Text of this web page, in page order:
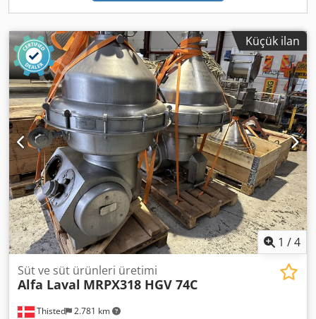
Küçük ilan
1 /4
Thisted 2.781 km
Süt ve süt ürünleri üretimi
Alfa Laval MRPX318 HGV 74C